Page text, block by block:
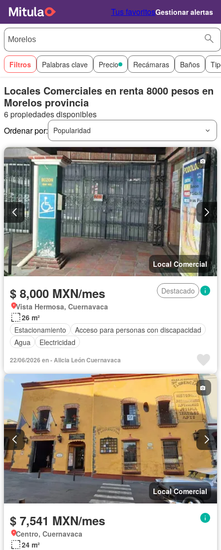
Tus favoritosGestionar alertas
Filtros Palabras clave Precio Recámaras Baños
Locales Comerciales en renta 8000 pesos en
Morelos provincia
6 propiedades disponibles
Ordenar por:
Popularidad
Local Comercial
$ 8,000 MXN/mes
Destacado
Vista Hermosa, Cuernavaca
26 m²
Estacionamiento
Acceso para personas con discapacidad
Agua
Electricidad
22/06/2026 en - Alicia León Cuernavaca
Local Comercial
$ 7,541 MXN/mes
Centro, Cuernavaca
24 m²